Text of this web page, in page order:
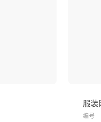
服装
编号